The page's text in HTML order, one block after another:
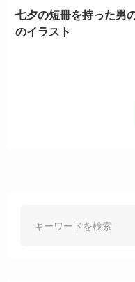
七夕の短冊を持った男
のイラスト